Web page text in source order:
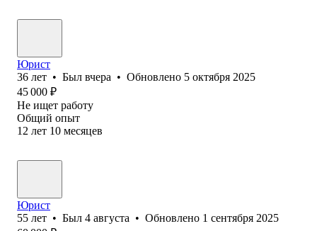
Юрист
36 лет • Был вчера • Обновлено 5 октября 2025
45 000 ₽
Не ищет работу
Общий опыт
12 лет 10 месяцев
Юрист
55 лет • Был 4 августа • Обновлено 1 сентября 2025